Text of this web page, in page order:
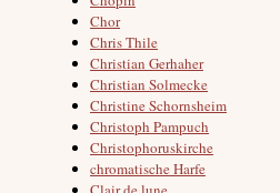
Chor
Chris Thile
Christian Gerhaher
Christian Solmecke
Christine Schornsheim
Christoph Pampuch
Christophoruskirche
chromatische Harfe